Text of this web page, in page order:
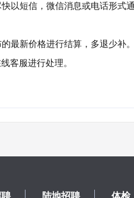
以短信，微信消息或电话形式
最新价格进行结算，多退少补
客服进行处理。
陆地招聘 体检